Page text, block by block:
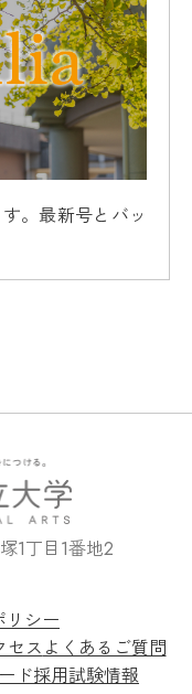
。最新号とバッ
1丁目1番地2
リシー
セス よくあるご質問
ド採用試験情報